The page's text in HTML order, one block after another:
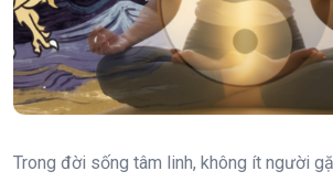
Trong đời sống tâm linh, không ít người